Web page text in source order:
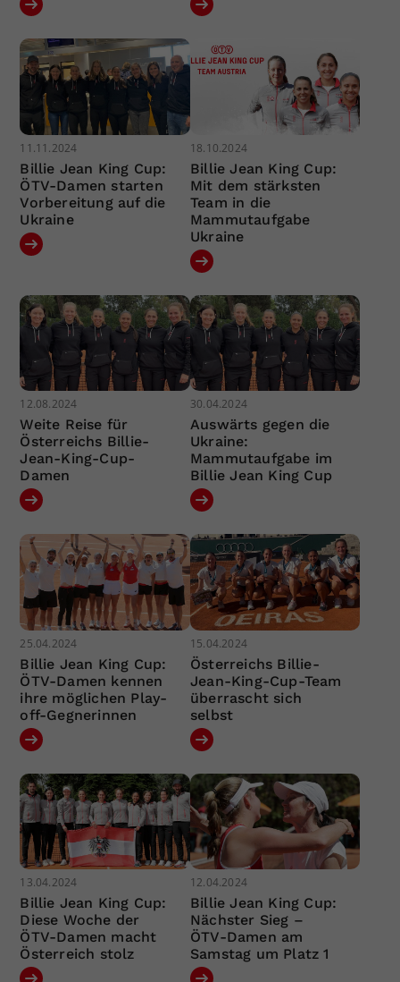
11.11.2024
Billie Jean King Cup:
ÖTV-Damen starten
Vorbereitung auf die
Ukraine
18.10.2024
Billie Jean King Cup:
Mit dem stärksten
Team in die
Mammutaufgabe
Ukraine
12.08.2024
Weite Reise für
Österreichs Billie-
Jean-King-Cup-
Damen
30.04.2024
Auswärts gegen die
Ukraine:
Mammutaufgabe im
Billie Jean King Cup
25.04.2024
Billie Jean King Cup:
ÖTV-Damen kennen
ihre möglichen Play-
off-Gegnerinnen
15.04.2024
Österreichs Billie-
Jean-King-Cup-Team
überrascht sich
selbst
13.04.2024
Billie Jean King Cup:
Diese Woche der
ÖTV-Damen macht
Österreich stolz
12.04.2024
Billie Jean King Cup:
Nächster Sieg –
ÖTV-Damen am
Samstag um Platz 1